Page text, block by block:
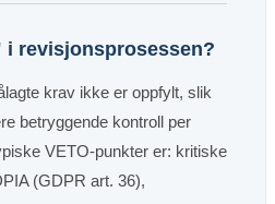
i revisjonsprosessen?
krav ikke er oppfylt, slik
betryggende kontroll per
VETO-punkter er: kritiske
(GDPR art. 36),